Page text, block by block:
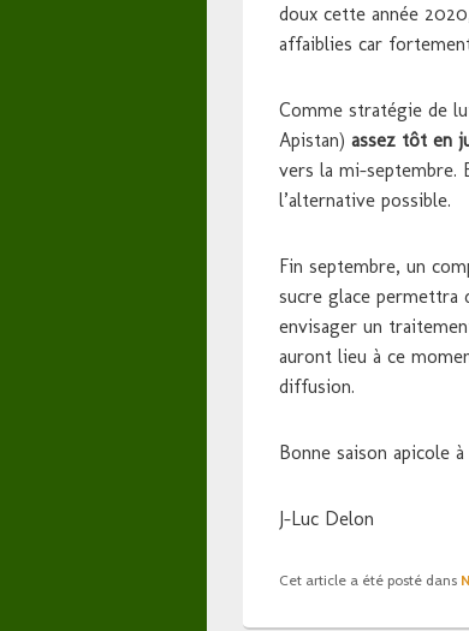
doux cette année
affaiblies car
Comme stratégie de
Apistan) assez tôt en
vers la mi-septembre.
l’alternative possible.
Fin septembre, un
sucre glace permettra
envisager un
auront lieu à ce
diffusion.
Bonne saison apicole
J-Luc Delon
Cet article a été posté dans